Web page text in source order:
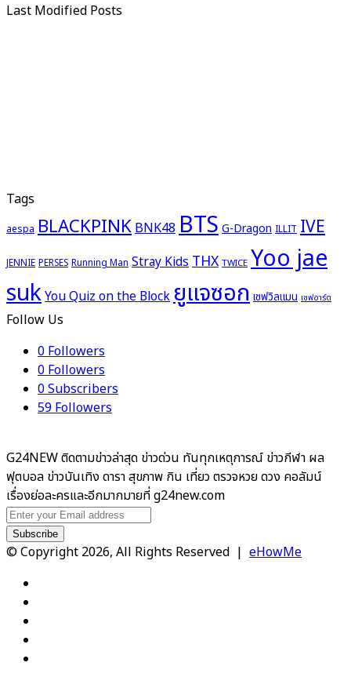
Last Modified Posts
Tags
aespa BLACKPINKBNK48BTSG-Dragon ILLIT IVE
JENNIE PERSES Running Man Stray KidsTHX TWICE Yoo jae
sukYou Quiz on the Blockยูแจซอก เชฟวิลแมน เชฟอาร์ต
Follow Us
0Followers
0Followers
0Subscribers
59Followers
G24NEW ติดตามข่าวล่าสุด ข่าวด่วน ทันทุกเหตุการณ์ ข่าวกีฬา ผล
ฟุตบอล ข่าวบันเทิง ดารา สุขภาพ กิน เที่ยว ตรวจหวย ดวง คอลัมน์
เรื่องย่อละครและอีกมากมายที่ g24new.com
Enter
your
Email
© Copyright 2026, All Rights Reserved | eHowMe